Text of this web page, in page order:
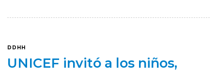
DDHH
UNICEF invitó a los niños,